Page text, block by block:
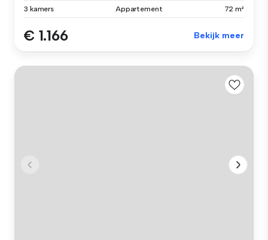
3 kamers Appartement 72 m²
€ 1.166 Bekijk meer